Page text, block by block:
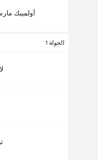
أولمبيك
الجولة 1